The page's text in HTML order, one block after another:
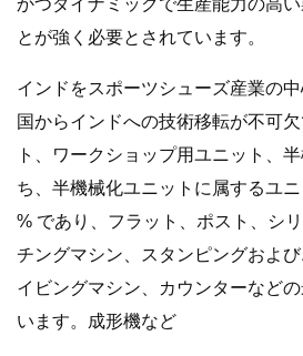
かつダイナミックで生産能力の高
とが強く必要とされています。
インドをスポーツシューズ産業の
国からインドへの技術移転が不可
ト、ワークショップ用ユニット、
ち、半機械化ユニットに属するユ
% であり、フラット、ポスト、シ
チングマシン、スタンピングおよ
イビングマシン、カウンターなど
います。成形機など